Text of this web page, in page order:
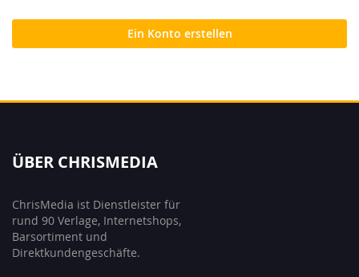
Ein Konto erstellen
ÜBER CHRISMEDIA
ChrisMedia ist Dienstleister für
rund 90 Verlage, Internetshops,
Barsortiment und
Direktkundengeschäfte.